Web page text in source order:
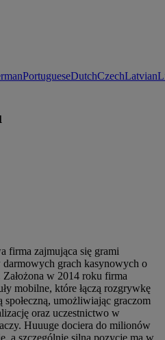
PortugueseDutchCzechLatvian
firma zajmująca się grami
grach kasynowych o
Założona w 2014 roku firma
mobilne, które łączą rozgrywkę
umożliwiając graczom
oraz uczestnictwo w
Huuuge dociera do milionów
a szczególnie silną pozycję ma w